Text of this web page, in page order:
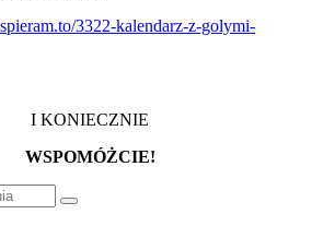
3322-kalendarz-z-golymi-
I KONIECZNIE
WSPOMÓŻCIE!
Szukaj